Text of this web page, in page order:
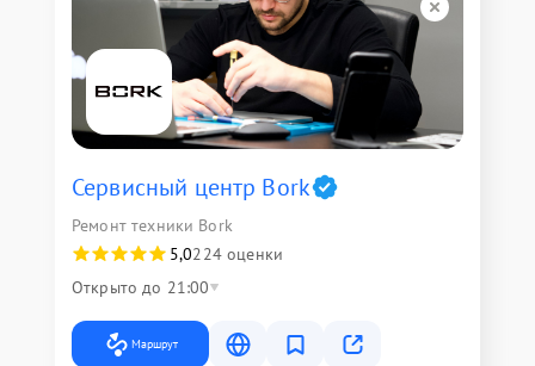
Сервисный центр Bork
Ремонт техники Bork
5,0224 оценки
Открыто до 21:00
Маршрут